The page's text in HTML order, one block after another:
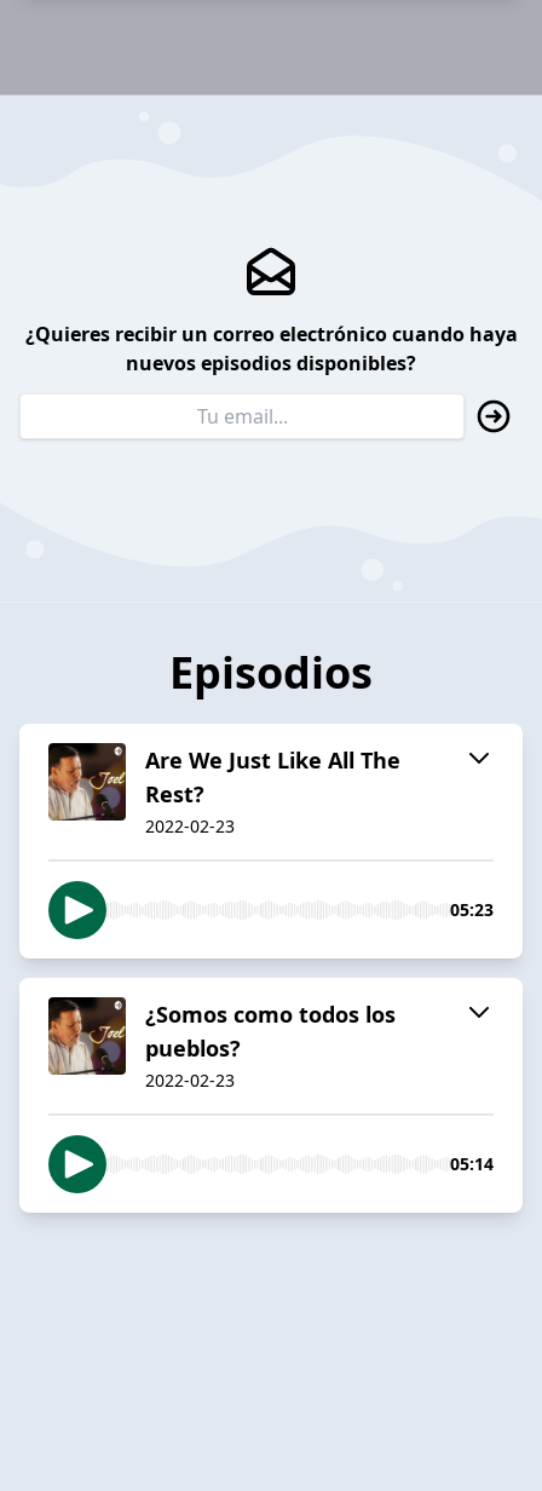
¿Quieres recibir un correo electrónico cuando haya
nuevos episodios disponibles?
Episodios
Are We Just Like All The
Rest?
2022-02-23
05:23
¿Somos como todos los
pueblos?
2022-02-23
05:14